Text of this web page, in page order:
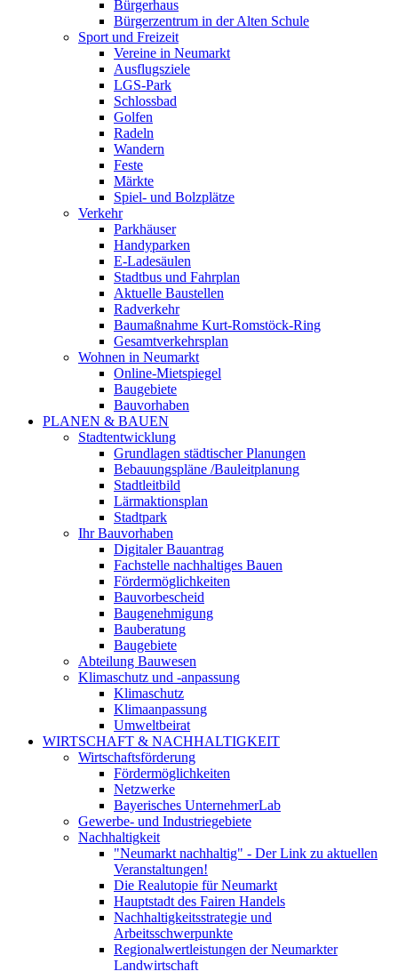
Bürgerhaus
Bürgerzentrum in der Alten Schule
Sport und Freizeit
Vereine in Neumarkt
Ausflugsziele
LGS-Park
Schlossbad
Golfen
Radeln
Wandern
Feste
Märkte
Spiel- und Bolzplätze
Verkehr
Parkhäuser
Handyparken
E-Ladesäulen
Stadtbus und Fahrplan
Aktuelle Baustellen
Radverkehr
Baumaßnahme Kurt-Romstöck-Ring
Gesamtverkehrsplan
Wohnen in Neumarkt
Online-Mietspiegel
Baugebiete
Bauvorhaben
PLANEN & BAUEN
Stadtentwicklung
Grundlagen städtischer Planungen
Bebauungspläne /Bauleitplanung
Stadtleitbild
Lärmaktionsplan
Stadtpark
Ihr Bauvorhaben
Digitaler Bauantrag
Fachstelle nachhaltiges Bauen
Fördermöglichkeiten
Bauvorbescheid
Baugenehmigung
Bauberatung
Baugebiete
Abteilung Bauwesen
Klimaschutz und -anpassung
Klimaschutz
Klimaanpassung
Umweltbeirat
WIRTSCHAFT & NACHHALTIGKEIT
Wirtschaftsförderung
Fördermöglichkeiten
Netzwerke
Bayerisches UnternehmerLab
Gewerbe- und Industriegebiete
Nachhaltigkeit
"Neumarkt nachhaltig" - Der Link zu aktuellen
Veranstaltungen!
Die Realutopie für Neumarkt
Hauptstadt des Fairen Handels
Nachhaltigkeitsstrategie und
Arbeitsschwerpunkte
Regionalwertleistungen der Neumarkter
Landwirtschaft